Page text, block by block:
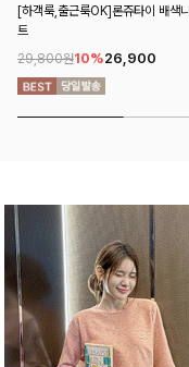
[하객룩,출근룩OK]론쥬타이 배색니
트
29,800원10%26,900